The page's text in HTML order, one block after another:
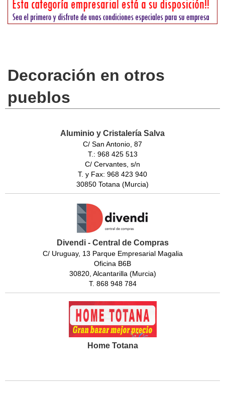
Decoración en otros
pueblos
Aluminio y Cristalería Salva
C/ San Antonio, 87
T.: 968 425 513
C/ Cervantes, s/n
T. y Fax: 968 423 940
30850 Totana (Murcia)
Divendi - Central de Compras
C/ Uruguay, 13 Parque Empresarial Magalia
Oficina B6B
30820, Alcantarilla (Murcia)
T. 868 948 784
Home Totana